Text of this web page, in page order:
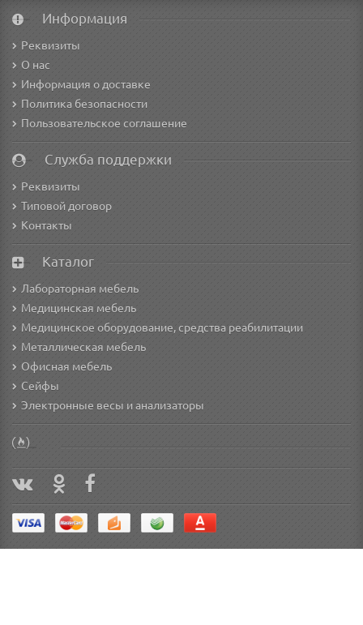
Информация
Реквизиты
О нас
Информация о доставке
Политика безопасности
Пользовательское соглашение
Служба поддержки
Реквизиты
Типовой договор
Контакты
Каталог
Лабораторная мебель
Медицинская мебель
Медицинское оборудование, средства реабилитации
Металлическая мебель
Офисная мебель
Сейфы
Электронные весы и анализаторы